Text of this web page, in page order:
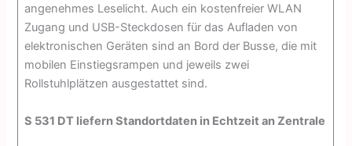
angenehmes Leselicht. Auch ein kostenfreier WLAN
Zugang und USB-Steckdosen für das Aufladen von
elektronischen Geräten sind an Bord der Busse, die mit
mobilen Einstiegsrampen und jeweils zwei
Rollstuhlplätzen ausgestattet sind.
S 531 DT liefern Standortdaten in Echtzeit an Zentrale